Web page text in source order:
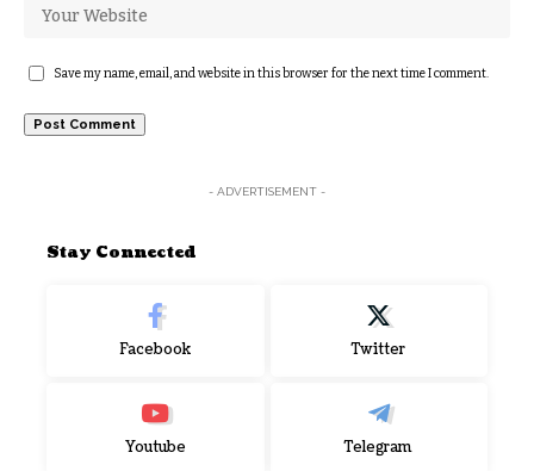
Save my name, email, and website in this browser for the next time I comment.
- ADVERTISEMENT -
Stay Connected
Facebook Twitter
Youtube Telegram